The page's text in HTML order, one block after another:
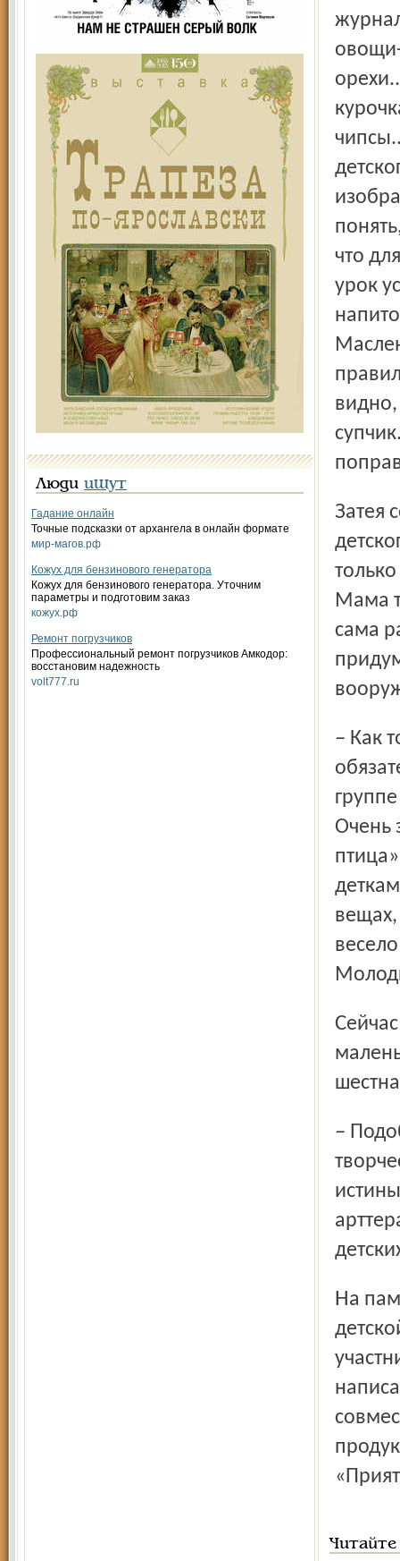
Люди ищут
Гадание онлайн
Точные подсказки от архангела в онлайн формате
мир-магов.рф
Кожух для бензинового генератора
Кожух для бензинового генератора. Уточним
параметры и подготовим заказ
кожух.рф
Ремонт погрузчиков
Профессиональный ремонт погрузчиков Амкодор:
восстановим надежность
volt777.ru
что
урок
видно,
Затея составлять коллажи с полезными и вредными для
Мама
сама
– Как только нас с дочкой выпишут из больницы,
Очень
вещах,
Сейчас в отделении на лечении находится сорок
– Подобные акции, когда такими неожиданными
На память об участии в проекте пациенты областной